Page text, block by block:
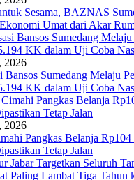
Sesama, BAZNAS
Umat dari Akar
2026
Bansos Sumedang Melaju
KK dalam Uji Coba
2026
Pangkas Belanja
Tetap Jalan